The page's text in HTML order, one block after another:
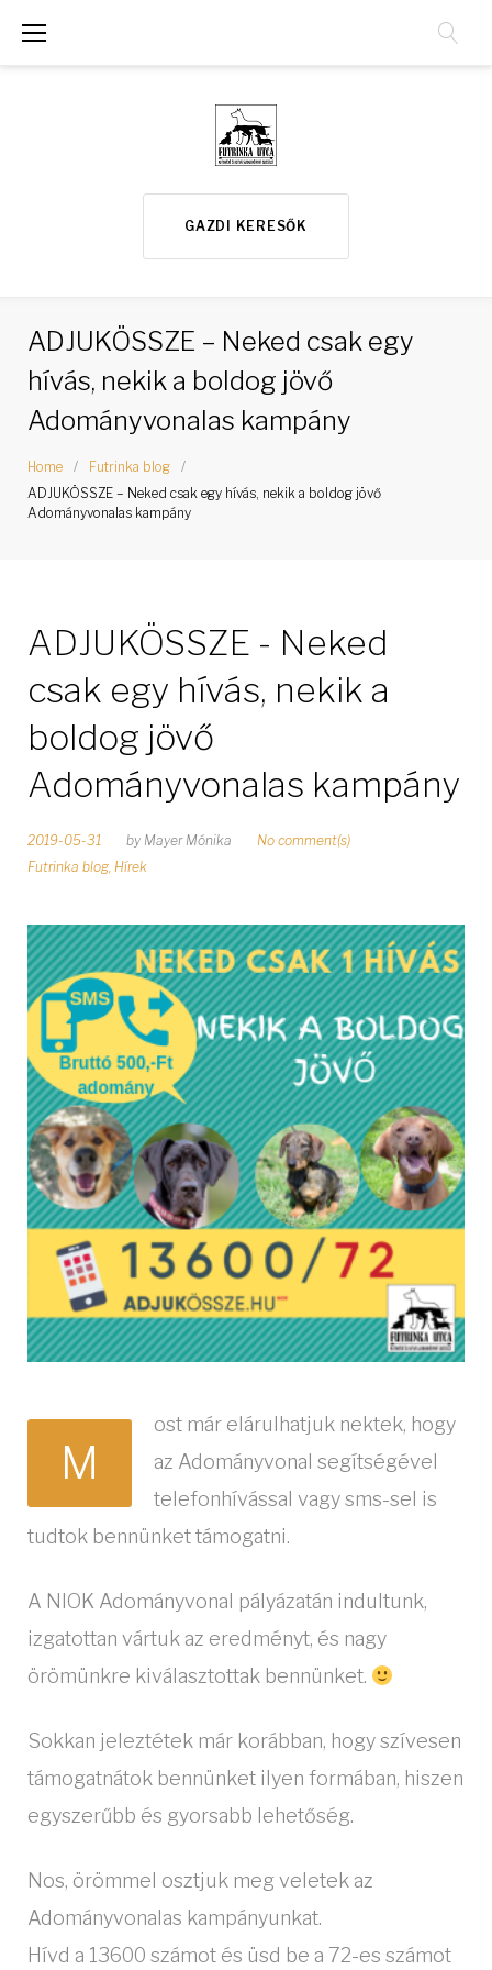
GAZDI KERESŐK
ADJUKÖSSZE – Neked csak egy
hívás, nekik a boldog jövő
Adományvonalas kampány
Home / Futrinka blog
/
ADJUKÖSSZE – Neked csak egy hívás, nekik a boldog jövő
Adományvonalas kampány
ADJUKÖSSZE - Neked
csak egy hívás, nekik a
boldog jövő
Adományvonalas kampány
2019-05-31 by Mayer Mónika
No comment(s)
Futrinka blog, Hírek
M
ost már elárulhatjuk nektek, hogy
az Adományvonal segítségével
telefonhívással vagy sms-sel is
tudtok bennünket támogatni.
A NIOK Adományvonal pályázatán indultunk,
izgatottan vártuk az eredményt, és nagy
örömünkre kiválasztottak bennünket.
Sokkan jeleztétek már korábban, hogy szívesen
támogatnátok bennünket ilyen formában, hiszen
egyszerűbb és gyorsabb lehetőség.
Nos, örömmel osztjuk meg veletek az
Adományvonalas kampányunkat.
Hívd a 13600 számot és üsd be a 72-es számot